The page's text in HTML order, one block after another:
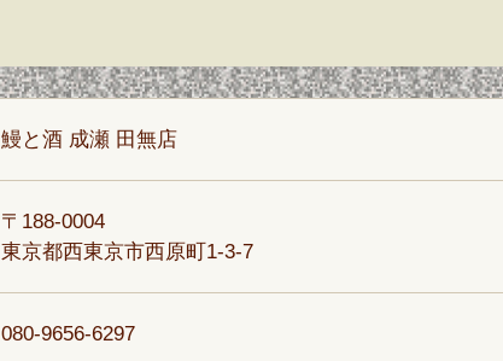
鰻と酒 成瀬 田無店
〒188-0004
東京都西東京市西原町1-3-7
080-9656-6297